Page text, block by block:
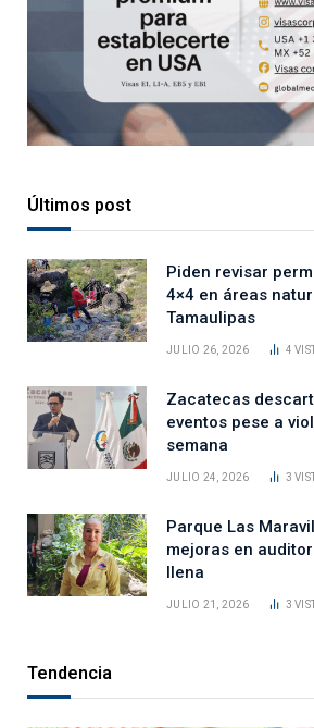
Últimos post
Piden revisar
4×4 en áreas
Tamaulipas
JULIO 26, 2026 4
Zacatecas
eventos pese a
semana
JULIO 24, 2026 3
Parque Las
mejoras en
llena
JULIO 21, 2026 3
Tendencia